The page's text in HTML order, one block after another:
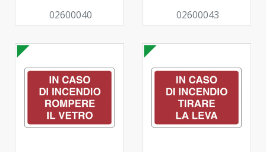
02600040 02600043